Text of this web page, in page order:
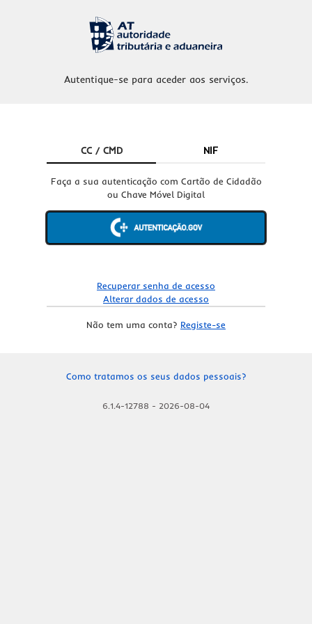
Autentique-se para aceder aos serviços.
CC / CMD NIF
Faça a sua autenticação com Cartão de Cidadão
ou Chave Móvel Digital
Recuperar senha de acesso
Alterar dados de acesso
Não tem uma conta? Registe-se
Como tratamos os seus dados pessoais?
6.1.4-12788 - 2026-08-04